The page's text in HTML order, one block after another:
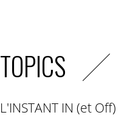
TOPICS
L'INSTANT IN (et Off)